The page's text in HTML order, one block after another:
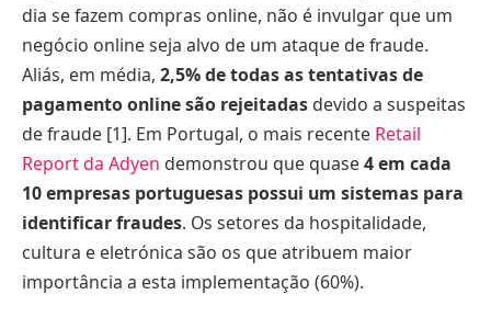
dia se fazem compras online, não é invulgar que um
negócio online seja alvo de um ataque de fraude.
Aliás, em média, 2,5% de todas as tentativas de
pagamento online são rejeitadas devido a suspeitas
de fraude [1]. Em Portugal, o mais recente Retail
Report da Adyen demonstrou que quase4 em cada
10 empresas portuguesas possui um sistemas para
identificar fraudes. Os setores da hospitalidade,
cultura e eletrónica são os que atribuem maior
importância a esta implementação (60%).